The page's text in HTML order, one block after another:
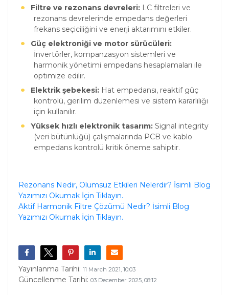
Filtre ve rezonans devreleri: LC filtreleri ve
rezonans devrelerinde empedans değerleri
frekans seçiciliğini ve enerji aktarımını etkiler.
Güç elektroniği ve motor sürücüleri:
İnvertörler, kompanzasyon sistemleri ve
harmonik yönetimi empedans hesaplamaları ile
optimize edilir.
Elektrik şebekesi: Hat empedansı, reaktif güç
kontrolü, gerilim düzenlemesi ve sistem kararlılığı
için kullanılır.
Yüksek hızlı elektronik tasarım: Signal integrity
(veri bütünlüğü) çalışmalarında PCB ve kablo
empedans kontrolü kritik öneme sahiptir.
Rezonans Nedir, Olumsuz Etkileri Nelerdir? İsimli Blog
Yazımızı Okumak İçin Tıklayın.
Aktif Harmonik Filtre Çözümü Nedir? İsimli Blog
Yazımızı Okumak İçin Tıklayın.
Yayınlanma Tarihi: 11 March 2021, 10:03
Güncellenme Tarihi: 03 December 2025, 08:12